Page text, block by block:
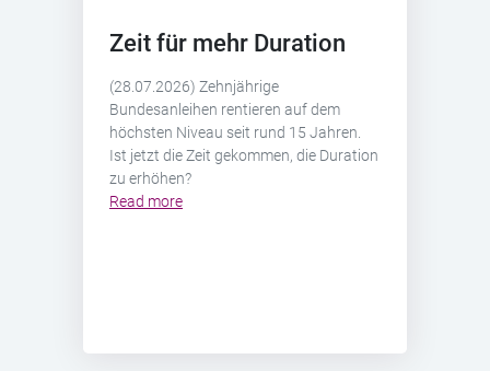
Zeit für mehr Duration
(28.07.2026) Zehnjährige
Bundesanleihen rentieren auf dem
höchsten Niveau seit rund 15 Jahren.
Ist jetzt die Zeit gekommen, die Duration
zu erhöhen?
Read more